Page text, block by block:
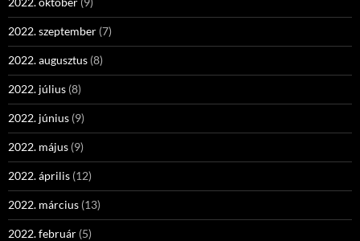
2022. szeptember (7)
2022. augusztus (8)
2022. július (8)
2022. június (9)
2022. május (9)
2022. április (12)
2022. március (13)
2022. február (5)